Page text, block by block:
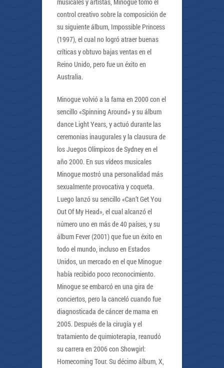
control creativo sobre la composición de
su siguiente álbum, Impossible Princess
(1997), el cual no logró atraer buenas
críticas y obtuvo bajas ventas en el
Reino Unido, pero fue un éxito en
Australia.
Minogue volvió a la fama en 2000 con el
sencillo «Spinning Around» y su álbum
dance Light Years, y actuó durante las
ceremonias inaugurales y la clausura de
los Juegos Olímpicos de Sydney en el
año 2000. En sus vídeos musicales
Minogue mostró una personalidad más
sexualmente provocativa y coqueta.
Luego lanzó su sencillo «Can’t Get You
Out Of My Head», el cual alcanzó el
número uno en más de 40 países, y su
álbum Fever (2001) que fue un éxito en
todo el mundo, incluso en Estados
Unidos, un mercado en el que Minogue
había recibido poco reconocimiento.
Minogue se embarcó en una gira de
conciertos, pero la canceló cuando fue
diagnosticada de cáncer de mama en
2005. Después de la cirugía y el
tratamiento de quimioterapia, reanudó
su carrera en 2006 con Showgirl:
Homecoming Tour. Su décimo álbum, X,